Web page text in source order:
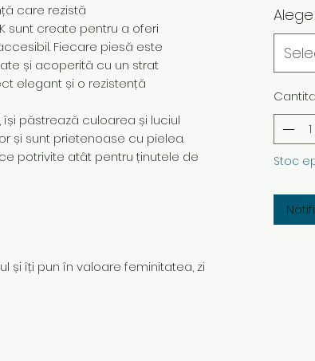
care rezistă
sunt create pentru a oferi
Fiecare piesă este
și acoperită cu un strat
elegant și o rezistență
păstrează culoarea și luciul
și sunt prietenoase cu pielea.
potrivite atât pentru ținutele de
și îți pun în valoare feminitatea, zi
Stoc